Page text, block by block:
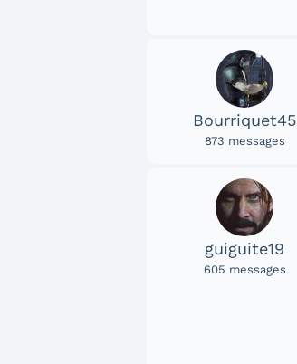
Bourriquet45
873 messages
guiguite19
605 messages